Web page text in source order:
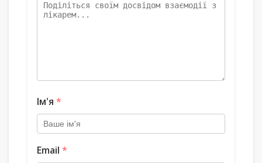
Ім'я *
Email *